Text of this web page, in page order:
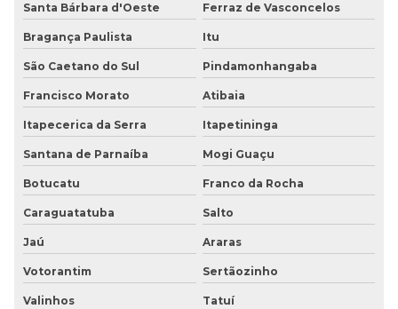
Piso tátil de alerta
Piso tátil alerta inox
Piso tátil de bolinha
Piso tátil de borracha
Piso tátil borracha preço
Piso tátil para cegos
Santa Bárbara d'Oeste Ferraz de Vasconcelos
Bragança Paulista Itu
São Caetano do Sul Pindamonhangaba
Francisco Morato Atibaia
Itapecerica da Serra Itapetininga
Santana de Parnaíba Mogi Guaçu
Botucatu Franco da Rocha
Caraguatatuba Salto
Jaú Araras
Votorantim Sertãozinho
Valinhos Tatuí